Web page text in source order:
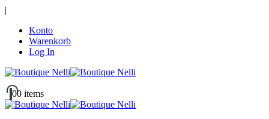
|
Konto
Warenkorb
Log In
00 items